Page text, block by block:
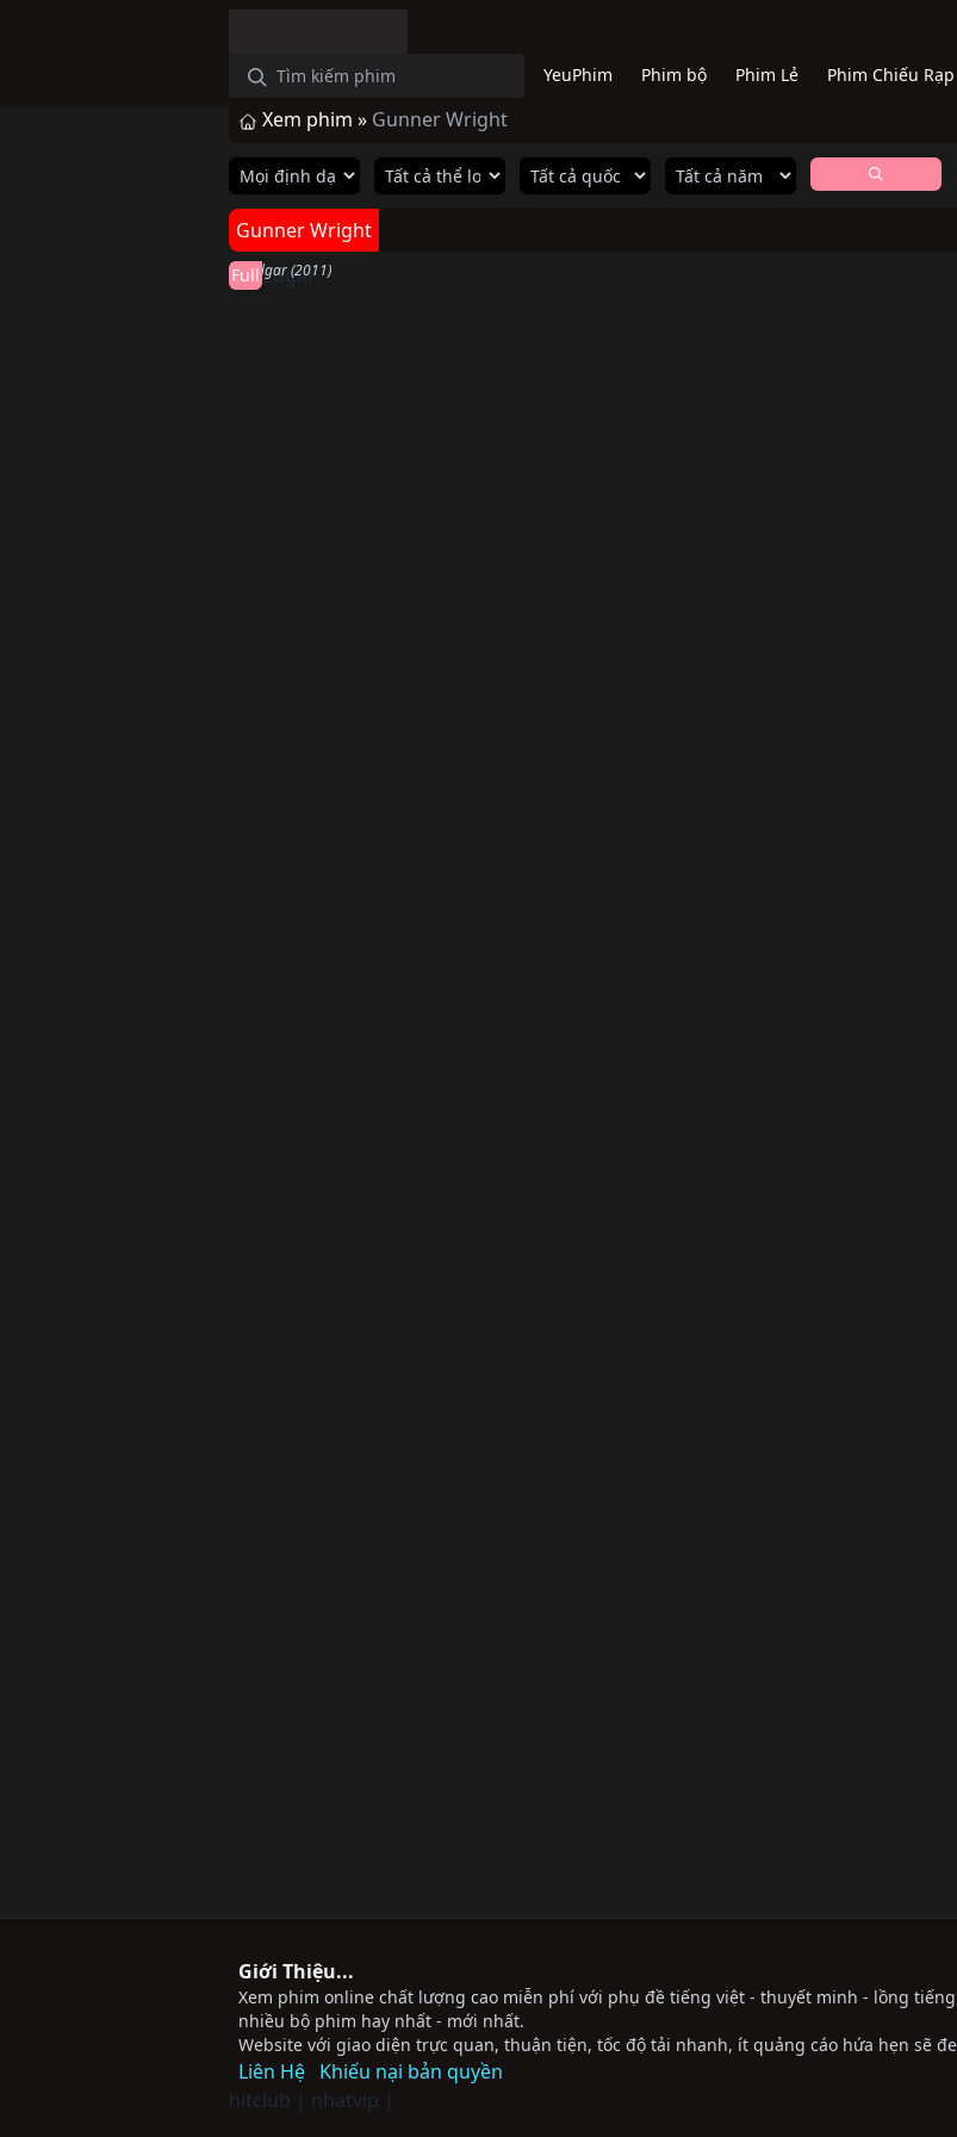
YeuPhim Phim bộ Phim Lẻ Phim Chiếu Rạp
Xem phim » Gunner Wright
Gunner Wright
J. Edgar
J. Edgar (2011)
Full
Hoàn thành
Giới Thiệu...
Xem phim online chất lượng cao miễn phí với phụ đề tiếng việt - thuyết minh - lồng
nhiều bộ phim hay nhất - mới nhất.
Website với giao diện trực quan, thuận tiện, tốc độ tải nhanh, ít quảng cáo hứa hẹn sẽ
Liên Hệ Khiếu nại bản quyền
hitclub | nhatvip |